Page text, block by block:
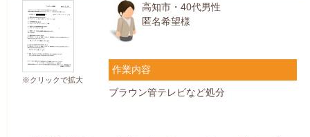
※クリックで拡大
高知市・40代男性
匿名希望様
作業内容
ブラウン管テレビなど処分